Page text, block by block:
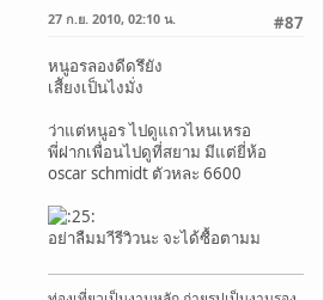
#87
27 ก.ย. 2010, 02:10 น.
หนูอรลองดีดรึยัง
เสีัยงเป็นไงมั่ง
ว่าแต่หนูอร ไปดูแถวไหนเหรอ
พี่ฝากเพื่อนไปดูที่สยาม มีแต่ยี่ห้อ
oscar schmidt ตัวหละ 6600
อย่าลืมมาีรีวิวนะ จะได้ซื้อตามม